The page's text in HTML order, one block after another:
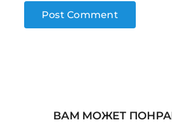
ВАМ МОЖЕТ